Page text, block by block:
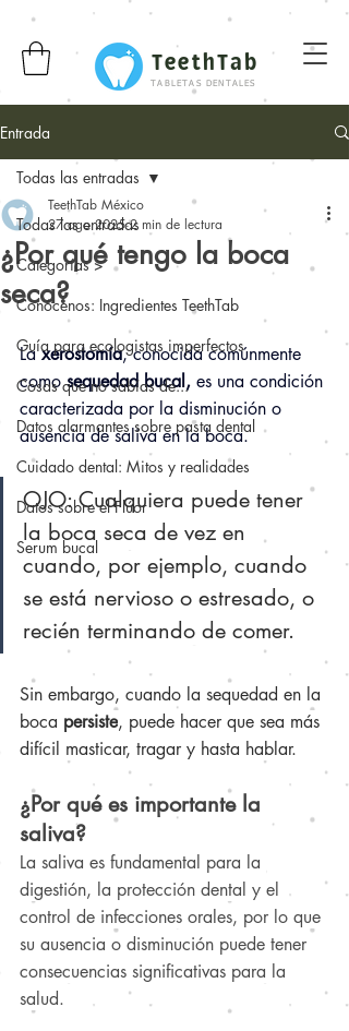
TeethTab
TABLETAS DENTALES
Entrada
Todas las entradas
Categorías >
Conócenos: Ingredientes TeethTab
Guía para ecologistas imperfectos
Cosas que no sabías de...
Datos alarmantes sobre pasta dental
Cuidado dental: Mitos y realidades
Datos sobre el Flúor
Serum bucal
Todas las entradas
¿Por qué tengo la boca
seca?
TeethTab México
27 ago 2025 2 min de lectura
La xerostomía, conocida comúnmente
como sequedad bucal, es una condición
caracterizada por la disminución o
ausencia de saliva en la boca.
OJO: Cualquiera puede tener
la boca seca de vez en
cuando, por ejemplo, cuando
se está nervioso o estresado, o
recién terminando de comer.
Sin embargo, cuando la sequedad en la
boca persiste, puede hacer que sea más
difícil masticar, tragar y hasta hablar.
¿Por qué es importante la
saliva?
La saliva es fundamental para la
digestión, la protección dental y el
control de infecciones orales, por lo que
su ausencia o disminución puede tener
consecuencias significativas para la
salud.